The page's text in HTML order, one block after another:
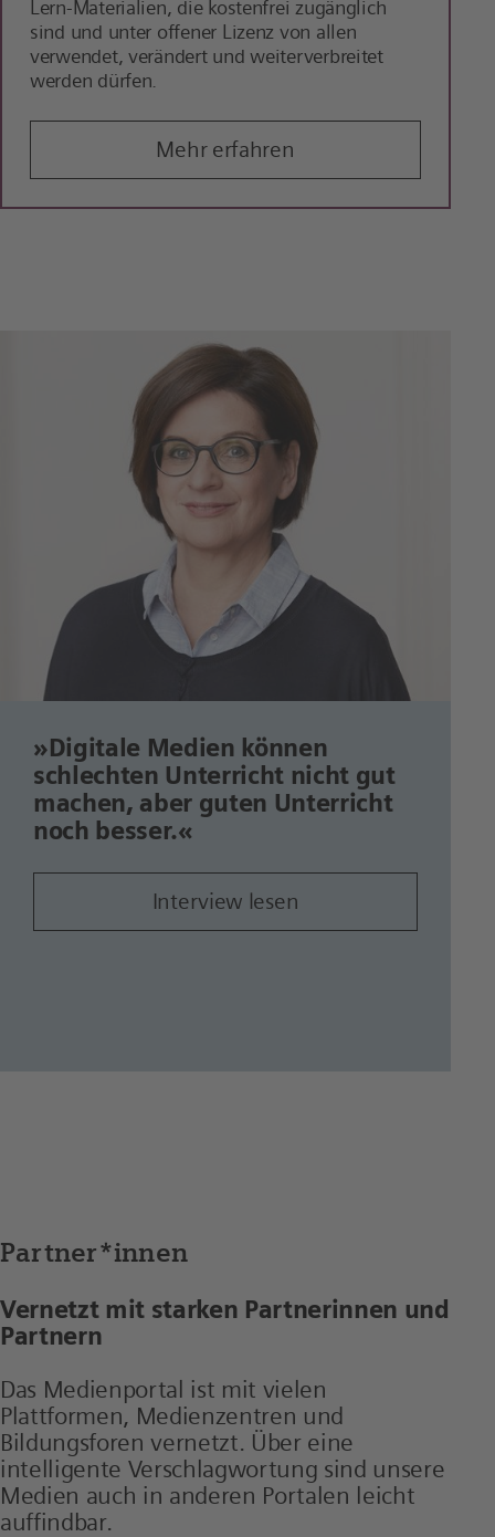
Lern-Materialien, die kostenfrei zugänglich
sind und unter offener Lizenz von allen
verwendet, verändert und weiterverbreitet
werden dürfen.
Mehr erfahren
»Digitale Medien können
schlechten Unterricht nicht gut
machen, aber guten Unterricht
noch besser.«
Interview lesen
Partner*innen
Vernetzt mit starken Partnerinnen und
Partnern
Das Medienportal ist mit vielen
Plattformen, Medienzentren und
Bildungsforen vernetzt. Über eine
intelligente Verschlagwortung sind unsere
Medien auch in anderen Portalen leicht
auffindbar.